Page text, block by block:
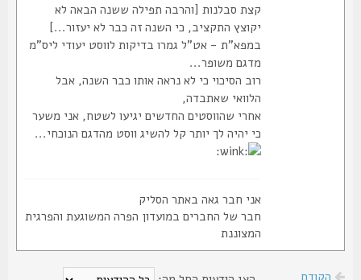
קצת סבלנות [והרבה תפילה ששנה הבאה לא
יקוצץ התקציב, כי השנה זה כבר לא יעזור...]
במפא"ת - אט"ל גמרו בדיקות לווסט יעודי ליס"מ
מדגם משופר...
רוב הסיכוי כי לא נראה אותו כבר השנה, אבל
הלוואי שאתבדה,
אחרי שהווסטים החדשים יגיעו לשטח, אני משער
כי יהיה לך יותר קל להשיג ווסט מהדגם הנוכחי...
אני חבר גאה באתר הסליק
חבר של החברים במועדון הפרה המשוגעת והפרגית
המצוננת
הקודם